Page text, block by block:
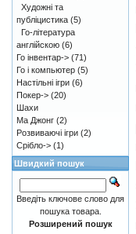
Художні та
публіцистика (5)
Го-література
англійскою (6)
Го інвентар-> (71)
Го і компьютер (5)
Настільні ігри (6)
Покер-> (20)
Шахи
Ма Джонг (2)
Розвиваючі ігри (2)
Срібло-> (1)
Швидкий пошук
Введіть ключове слово для
пошука товара.
Розширений пошук